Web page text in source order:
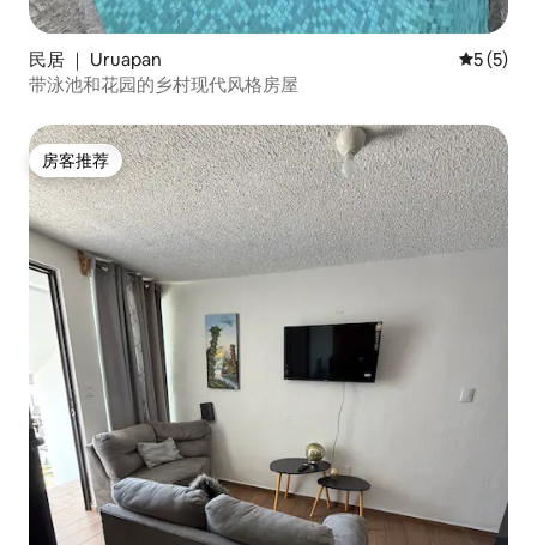
民居 ｜ Uruapan 平均评分
5 (5)
带泳池和花园的乡村现代风格房屋
房客推荐
房客推荐